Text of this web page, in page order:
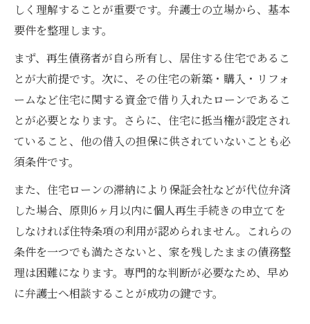
条項対象となる条件
なぜリフォームローンの審査に落ちてしま
うのか弁護士の視点
弁護士に相談して個人再生に有利なローン
組みを目指す
住宅ローン特則利用の実務的な判断基準
弁護士が住宅ローン特則適用のポイントを
解説
個人再生で使えないケースの住宅ローン特
則の実例
住特条項付き個人再生の判断材料としての
抵当権の重要性
住宅ローン特則利用を巡る裁判所の実務基
準
しく理解することが重要です。弁護士の立場から、基本
要件を整理します。
まず、再生債務者が自ら所有し、居住する住宅であるこ
とが大前提です。次に、その住宅の新築・購入・リフォ
ームなど住宅に関する資金で借り入れたローンであるこ
とが必要となります。さらに、住宅に抵当権が設定され
ていること、他の借入の担保に供されていないことも必
須条件です。
また、住宅ローンの滞納により保証会社などが代位弁済
した場合、原則6ヶ月以内に個人再生手続きの申立てを
しなければ住特条項の利用が認められません。これらの
条件を一つでも満たさないと、家を残したままの債務整
理は困難になります。専門的な判断が必要なため、早め
に弁護士へ相談することが成功の鍵です。